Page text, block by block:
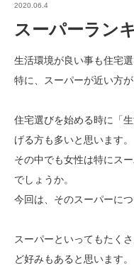
2020.06.4
スーパーラン
生活環境が良い事も住宅
特に、スーパーが近い方
住宅選びを始める時に「
げる方も多いと思います。
その中でも女性は特にス
でしょうか。
今回は、そのスーパーに
スーパーといってもたく
ど好みもあると思います。